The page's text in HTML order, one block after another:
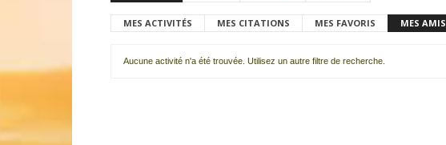
MES ACTIVITÉS MES CITATIONS MES FAVORIS MES AMIS
Aucune activité n'a été trouvée. Utilisez un autre filtre de recherche.